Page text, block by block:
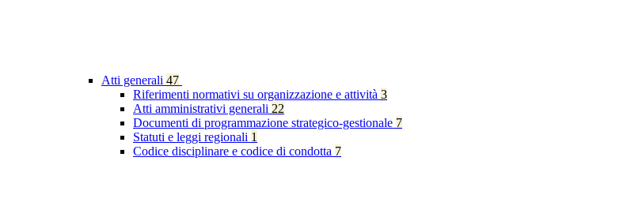
Atti generali 47
Riferimenti normativi su organizzazione e attività 3
Atti amministrativi generali 22
Documenti di programmazione strategico-gestionale 7
Statuti e leggi regionali 1
Codice disciplinare e codice di condotta 7